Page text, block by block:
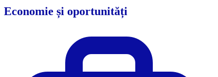
Economie și oportunități